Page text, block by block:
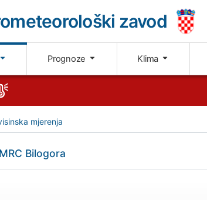
zavod
Prognoze Klima
mjerenja
Bilogora